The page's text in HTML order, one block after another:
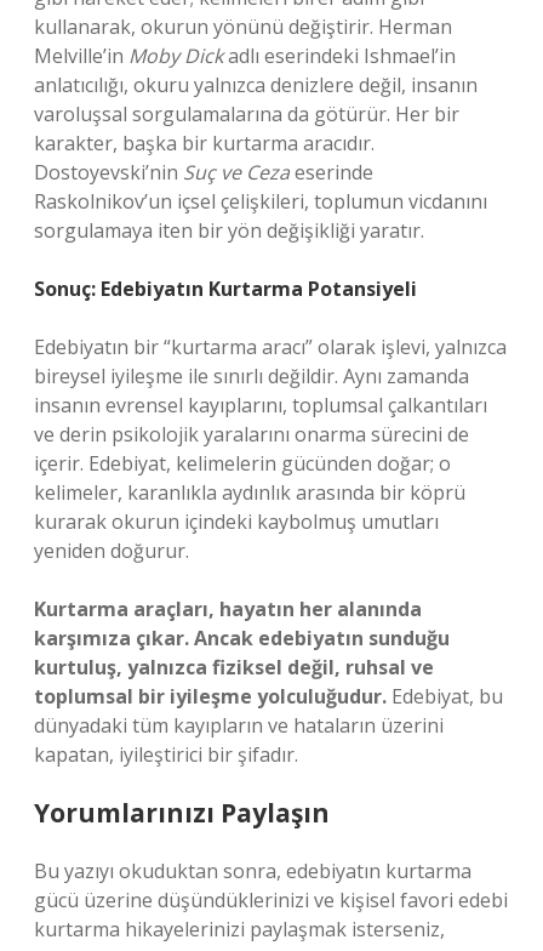
kullanarak, okurun yönünü değiştirir. Herman
Melville’in Moby Dickadlı eserindeki Ishmael’in
anlatıcılığı, okuru yalnızca denizlere değil, insanın
varoluşsal sorgulamalarına da götürür. Her bir
karakter, başka bir kurtarma aracıdır.
Dostoyevski’nin Suç ve Cezaeserinde
Raskolnikov’un içsel çelişkileri, toplumun vicdanını
sorgulamaya iten bir yön değişikliği yaratır.
Sonuç: Edebiyatın Kurtarma Potansiyeli
Edebiyatın bir “kurtarma aracı” olarak işlevi, yalnızca
bireysel iyileşme ile sınırlı değildir. Aynı zamanda
insanın evrensel kayıplarını, toplumsal çalkantıları
ve derin psikolojik yaralarını onarma sürecini de
içerir. Edebiyat, kelimelerin gücünden doğar; o
kelimeler, karanlıkla aydınlık arasında bir köprü
kurarak okurun içindeki kaybolmuş umutları
yeniden doğurur.
Kurtarma araçları, hayatın her alanında
karşımıza çıkar. Ancak edebiyatın sunduğu
kurtuluş, yalnızca fiziksel değil, ruhsal ve
toplumsal bir iyileşme yolculuğudur. Edebiyat, bu
dünyadaki tüm kayıpların ve hataların üzerini
kapatan, iyileştirici bir şifadır.
Yorumlarınızı Paylaşın
Bu yazıyı okuduktan sonra, edebiyatın kurtarma
gücü üzerine düşündüklerinizi ve kişisel favori edebi
kurtarma hikayelerinizi paylaşmak isterseniz,